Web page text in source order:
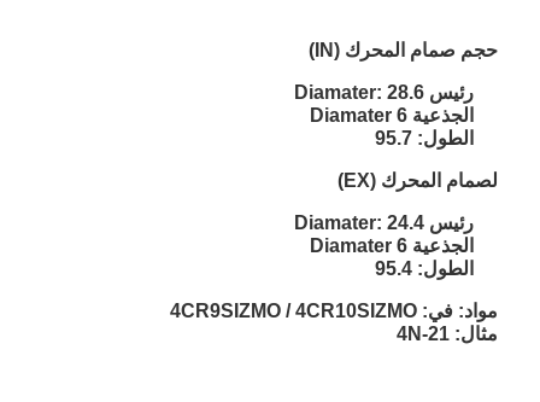
حجم صمام المحرك (IN)
رئيس Diamater: 28.6
الجذعية Diamater 6
الطول: 95.7
لصمام المحرك (EX)
رئيس Diamater: 24.4
الجذعية Diamater 6
الطول: 95.4
مواد: في: 4CR9SIZMO / 4CR10SIZMO
مثال: 21-4N